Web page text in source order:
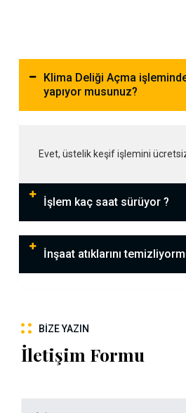
Klima Deliği Açma
yapıyor musunuz?
Evet, üstelik keşif işlemini
İşlem kaç saat sürüyor ?
İnşaat atıklarını
BIZE YAZIN
İletişim Formu